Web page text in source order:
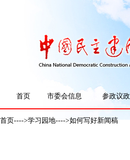
首页 市委会信息 参政议政
首页---->学习园地---->如何写好新闻稿